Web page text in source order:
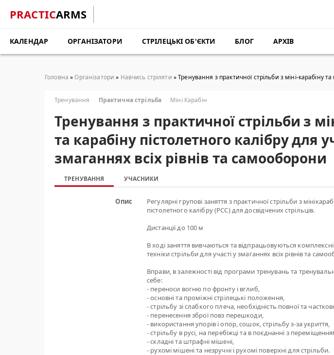
PRACTICARMS
КАЛЕНДАР ОРГАНІЗАТОРИ СТРІЛЕЦЬКІ ОБ'ЄКТИ БЛОГ АРХІВ
Головна »Організатори » Навчись стріляти » Тренування з практичної стрільби з міні-карабіну
Тренування Практична стрільба Міні Карабін
Тренування з практичної стрільби з
та карабіну пістолетного калібру для
змаганнях всіх рівнів та самооборони
ТРЕНУВАННЯ УЧАСНИКИ
Опис
Регулярні групові заняття з практичної стрільби з
пістолетного калібру (РСС) для досвідчених стрільців.
Дистанції до 100 м
В ході заняття вивчаються та відпрацьовуються
техніки стрільби для участі у змаганнях всіх рівнів та
Вправи, в залежності від програми тренувань та
себе:
- переноси вогню по фронту і вглиб,
- основні та проміжні стрілецькі положення,
- стрільбу зі слабкого плеча, необхідність повної та
- перенесення зброї повз перешкоди,
- використання упорів і опор, сошок, стрільбу з-за укриття,
- стрільбу в русі, на перебіжці та в поєднанні з
- складні та штрафні мішені,
- рухомі мішені та незручні і рухомі поверхні для стрільби.